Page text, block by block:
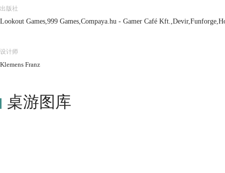
出版社
Lookout Games,999 Games,Compaya.hu - Gamer Café
设计师
Klemens Franz
桌游图库